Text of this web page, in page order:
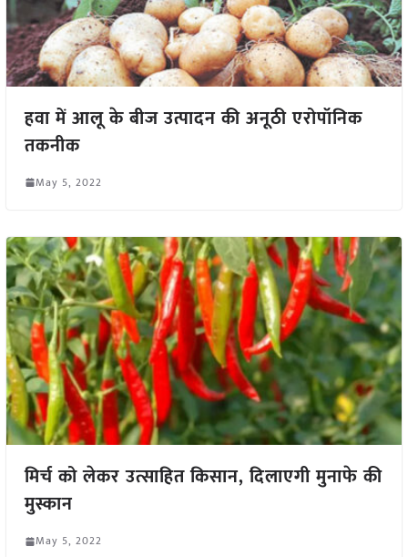
हवा में आलू के बीज उत्पादन की अनूठी एरोपॉनिक
तकनीक
May 5, 2022
मिर्च को लेकर उत्साहित किसान, दिलाएगी मुनाफे की
मुस्कान
May 5, 2022